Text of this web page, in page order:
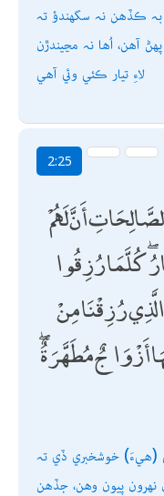
ڪڏھن نہ سگھندؤ تہ
آھن، اُھا نہ مڃيندڙن
لاءِ تيار ڪئي وئي آھي
2:25
أَنَّ لَهُمْ
كُلَّمَا رُزِقُوا
رُزِقْنَا مِنْ
أَزْوَاجٌ مُطَهَّرَةٌ
(ھيءَ) خوشخبري ڏي تہ
پيون وھن، جڏھن